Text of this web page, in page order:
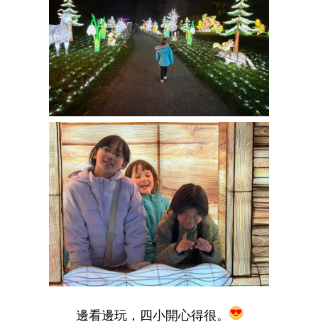
邊看邊玩，四小開心得很。